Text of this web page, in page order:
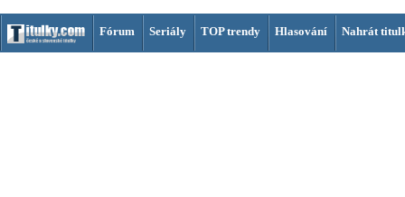
Fórum Seriály TOP trendy Hlasování Nahrát